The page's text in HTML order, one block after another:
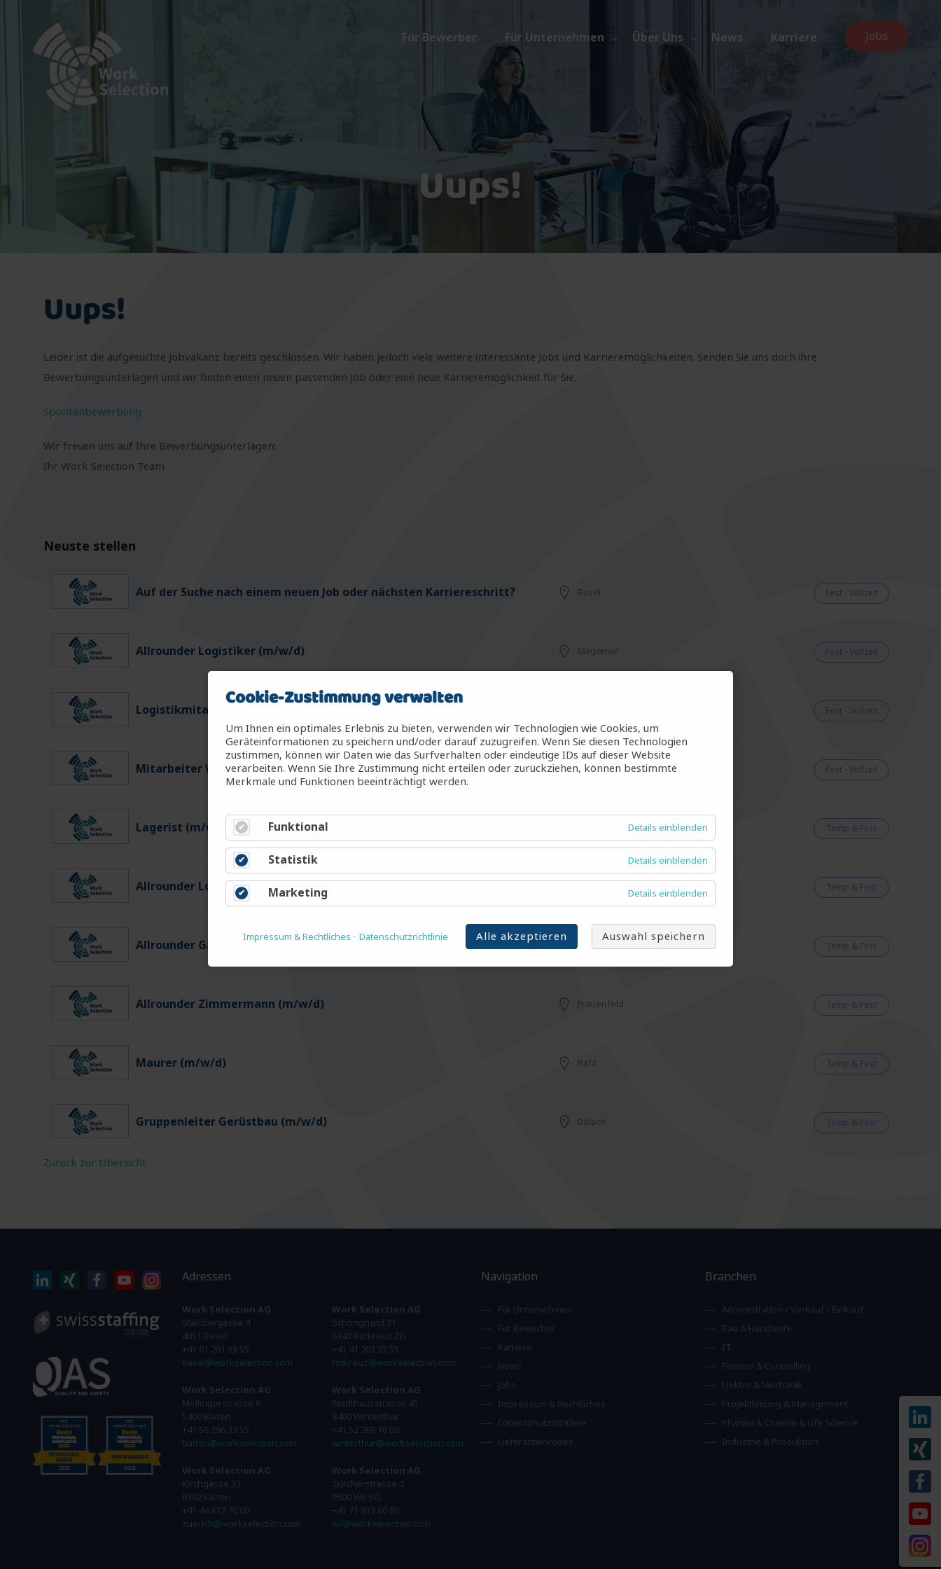
Jobs
Für Bewerber Für Unternehmen Über Uns News Karriere
Uups!
Uups!
Leider ist die aufgesuchte Jobvakanz bereits geschlossen. Wir haben jedoch viele weitere interessante Jobs und Karrieremöglichkeiten. Senden Sie uns doch ihre
Bewerbungsunterlagen und wir finden einen neuen passenden Job oder eine neue Karrieremöglichkeit für Sie.
Spontanbewerbung
Wir freuen uns auf Ihre Bewerbungsunterlagen!
Ihr Work Selection Team
Neuste stellen
Auf der Suche nach einem neuen Job oder nächsten Karriereschritt? Basel Fest - Vollzeit
Allrounder Logistiker (m/w/d) Mägenwil Fest - Vollzeit
Logistikmitarbeiter (m/w/d) Fest - Vollzeit
Mitarbeiter Warenein-/ausgang (m/w/d) Mägenwil Fest - Vollzeit
Lagerist (m/w/d) Temp & Fest
Allrounder Logistiker (m/w/d) Temp & Fest
Allrounder Gartenbau (m/w/d) Arbon Temp & Fest
Allrounder Zimmermann (m/w/d) Frauenfeld Temp & Fest
Maurer (m/w/d) Rafz Temp & Fest
Gruppenleiter Gerüstbau (m/w/d) Bülach Temp & Fest
Zurück zur Übersicht
Adressen
Work Selection AG
Stänzlergasse 4
4051 Basel
+41 61 281 33 55
basel@workselection.com
Work Selection AG
Mellingerstrasse 6
5400 Baden
+41 56 296 33 55
baden@workselection.com
Work Selection AG
Kirchgasse 33
8302 Kloten
+41 44 872 70 00
zuerich@workselection.com
Work Selection AG
Schöngrund 31
6343 Rotkreuz ZG
+41 41 203 33 55
rotkreuz@workselection.com
Work Selection AG
Stadthausstrasse 43
8400 Winterthur
+41 52 269 10 00
winterthur@workselection.com
Work Selection AG
Zürcherstrasse 2
9500 Wil SG
+41 71 913 80 80
wil@workselection.com
Navigation
Für Unternehmen
Für Bewerber
Karriere
News
Jobs
Impressum & Rechtliches
Datenschutzrichtlinie
Lieferantenkodex
Branchen
Administration / Verkauf / Einkauf
Bau & Handwerk
IT
Finance & Controlling
Elektro & Mechanik
Projektleitung & Management
Pharma & Chemie & Life Science
Industrie & Produktion
Cookie-Zustimmung verwalten
Um Ihnen ein optimales Erlebnis zu bieten, verwenden wir Technologien wie Cookies, um
Geräteinformationen zu speichern und/oder darauf zuzugreifen. Wenn Sie diesen Technologien
zustimmen, können wir Daten wie das Surfverhalten oder eindeutige IDs auf dieser Website
verarbeiten. Wenn Sie Ihre Zustimmung nicht erteilen oder zurückziehen, können bestimmte
Merkmale und Funktionen beeinträchtigt werden.
Funktional Details einblenden
Statistik Details einblenden
Marketing Details einblenden
Auswahl speichern
Alle akzeptieren
Impressum & Rechtliches Datenschutzrichtlinie